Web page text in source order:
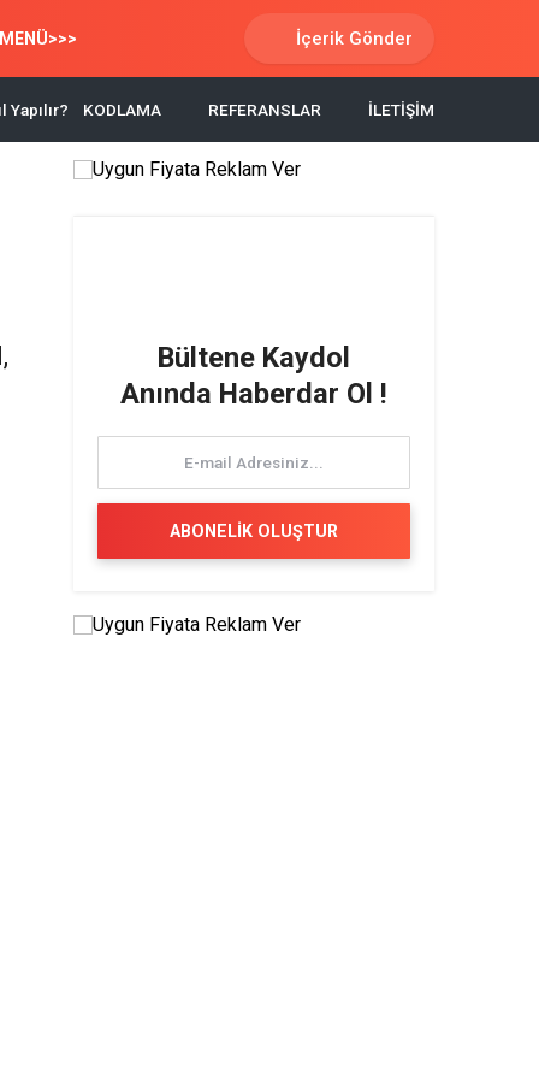
İçerik Gönder
Yapılır? KODLAMA REFERANSLAR İLETİŞİM
oynatıcı
Bültene Kaydol
Anında Haberdar Ol !
ABONELİK OLUŞTUR